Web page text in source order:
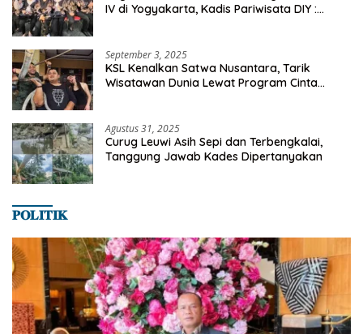
IV di Yogyakarta, Kadis Pariwisata DIY :
September 3, 2025
KSL Kenalkan Satwa Nusantara, Tarik
Wisatawan Dunia Lewat Program Cinta
Agustus 31, 2025
Curug Leuwi Asih Sepi dan Terbengkalai,
Tanggung Jawab Kades Dipertanyakan
𝐏𝐎𝐋𝐈𝐓𝐈𝐊